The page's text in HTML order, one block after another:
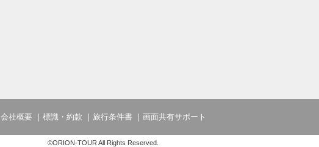
会社概要 標識・約款 旅行条件書 画面共有サポート
©ORION-TOUR All Rights Reserved.